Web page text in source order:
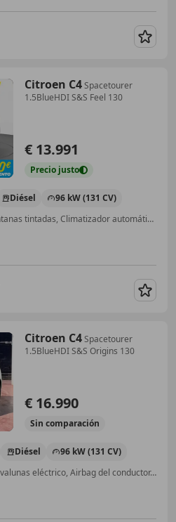
Citroen C4Spacetourer
1.5BlueHDI S&S Feel 130
€ 13.991
Precio justo
Diésel
96 kW (131 CV)
Airbag del conductor, ABS, Ventanas tintadas, Climatizador automático, Bluetooth
Citroen C4Spacetourer
1.5BlueHDI S&S Origins 130
€ 16.990
Sin comparación
Diésel
96 kW (131 CV)
ABS, Airbag acompañante, Elevalunas eléctrico, Airbag del conductor, Ventanas tintadas, Climatizador automático